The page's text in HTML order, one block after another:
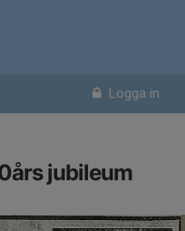
Logga in
jubileum